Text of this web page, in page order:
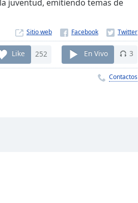
juventud, emitiendo temas de
Sitio web
Like 252 En Vivo 3
Contactos